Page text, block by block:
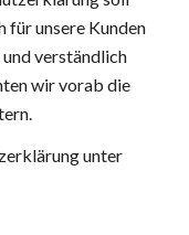
unsere Kunden
verständlich
wir vorab die
unter